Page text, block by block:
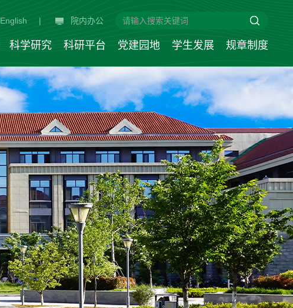
English | 院内办公
科学研究 科研平台 党建园地 学生发展 规章制度